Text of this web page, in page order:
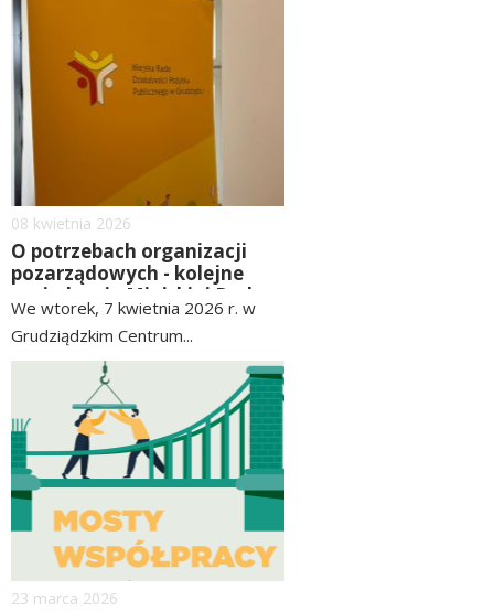
więcej
Dodano
08 kwietnia 2026
O potrzebach organizacji
pozarządowych - kolejne
posiedzenie Miejskiej Rady
Działalności Pożytku
Publicznego w Grudziądzu
We wtorek, 7 kwietnia 2026 r. w
Grudziądzkim Centrum...
czytaj
image
Dodano
23 marca 2026